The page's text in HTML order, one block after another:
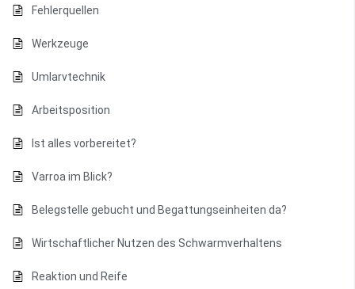
Fehlerquellen
Werkzeuge
Umlarvtechnik
Arbeitsposition
Ist alles vorbereitet?
Varroa im Blick?
Belegstelle gebucht und Begattungseinheiten da?
Wirtschaftlicher Nutzen des Schwarmverhaltens
Reaktion und Reife